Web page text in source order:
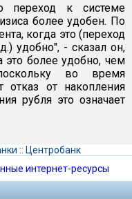
переход к системе
более удобен. По
когда это (переход
удобно", - сказал он,
это более удобно, чем
во время
отказ от накопления
рубля это означает
:: Центробанк
интернет-ресурсы